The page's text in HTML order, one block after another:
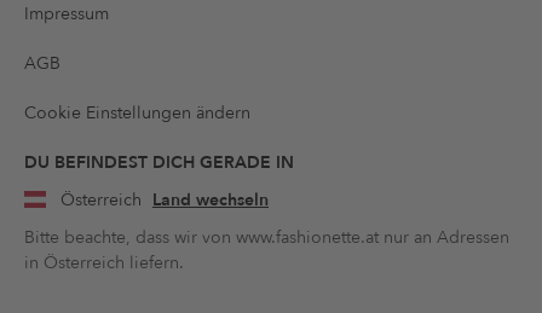
Impressum
AGB
Cookie Einstellungen ändern
DU BEFINDEST DICH GERADE IN
Österreich Land wechseln
Bitte beachte, dass wir von www.fashionette.at nur an Adressen
in Österreich liefern.